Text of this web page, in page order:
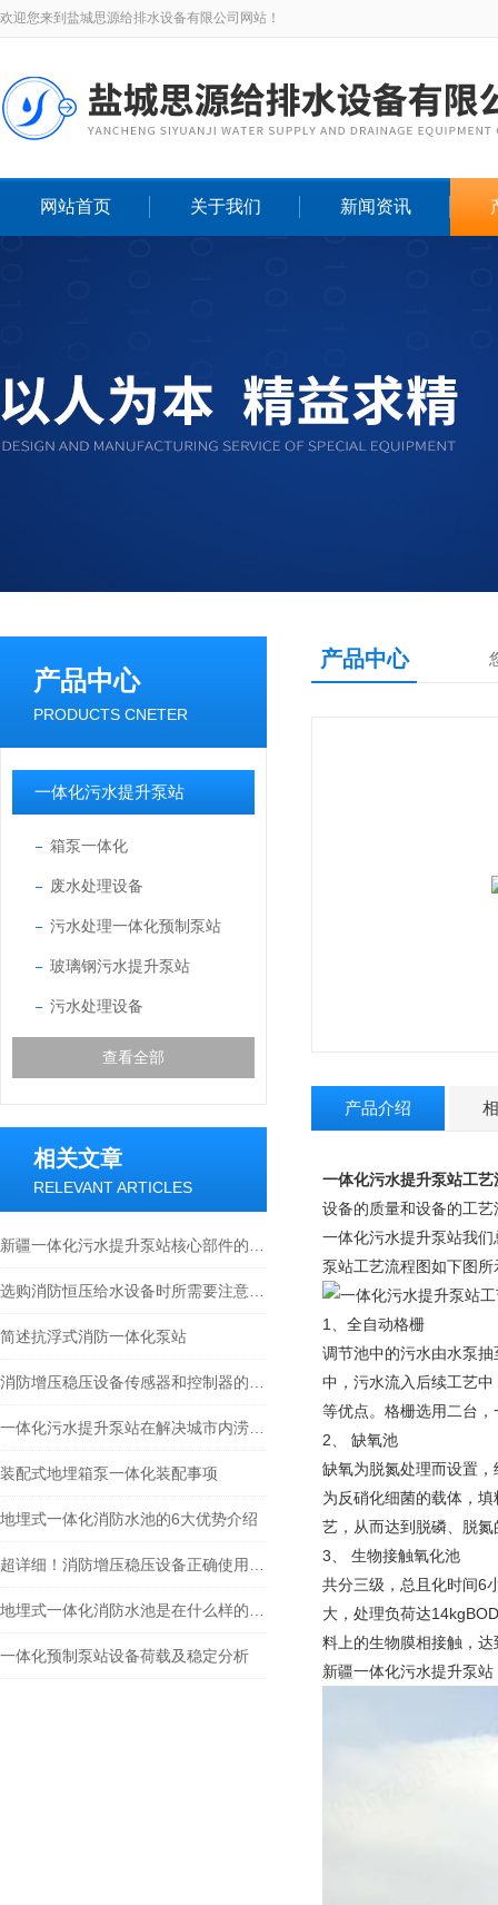
欢迎您来到盐城思源给排水设备有限公司网站！
网站首页 关于我们 新闻资讯
产品中心
PRODUCTS CNETER
一体化污水提升泵站
箱泵一体化
废水处理设备
污水处理一体化预制泵站
玻璃钢污水提升泵站
污水处理设备
查看全部
相关文章
RELEVANT ARTICLES
简述抗浮式消防一体化泵站
装配式地埋箱泵一体化装配事项
地埋式一体化消防水池的6大优势介绍
一体化预制泵站设备荷载及稳定分析
产品中心
产品介绍
一体化污水提升泵站工艺
设备的质量和设备的工
一体化污水提升泵站我们
泵站工艺流程图如下图所
1、全自动格栅
调节池中的污水由水泵
中，污水流入后续工艺
等优点。格栅选用二台，
2、 缺氧池
缺氧为脱氮处理而设置
为反硝化细菌的载体，
艺，从而达到脱磷、脱氮
3、 生物接触氧化池
共分三级，总且化时间6
大，处理负荷达
料上的生物膜相接触，
新疆一体化污水提升泵